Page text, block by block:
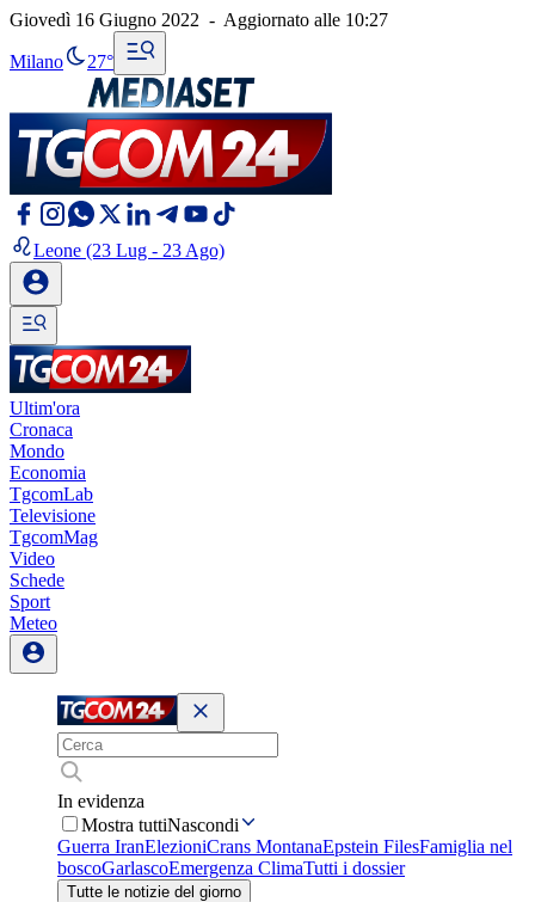
Giovedì 16 Giugno 2022 - Aggiornato alle 10:27
Milano 27°
Leone (23 Lug - 23 Ago)
Ultim'ora
Cronaca
Mondo
Economia
TgcomLab
Televisione
TgcomMag
Video
Schede
Sport
Meteo
In evidenza
Mostra tuttiNascondi
Guerra IranElezioniCrans MontanaEpstein FilesFamiglia nel
boscoGarlascoEmergenza ClimaTutti i dossier
Tutte le notizie del giorno